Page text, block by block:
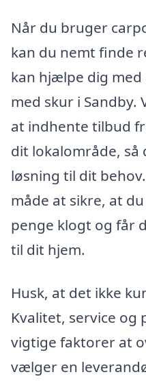
Når du bruger
kan du nemt finde
kan hjælpe dig
med skur i Sandby.
at indhente tilbud
dit lokalområde, så
løsning til dit
måde at sikre, at
penge klogt og får
til dit hjem.
Husk, at det ikke
Kvalitet, service og
vigtige faktorer at
vælger en